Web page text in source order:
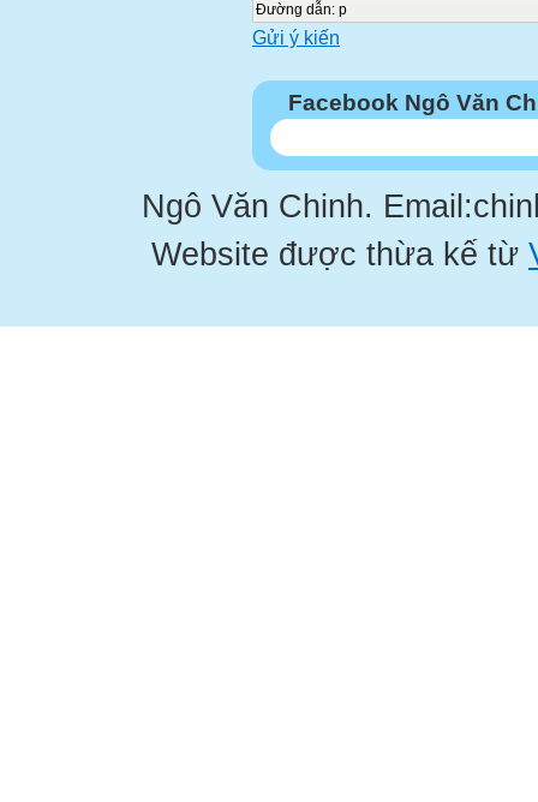
Đường dẫn: p
Gửi ý kiến
Facebook Ngô Văn
Ngô Văn Chinh.
Website được thừa kế từ